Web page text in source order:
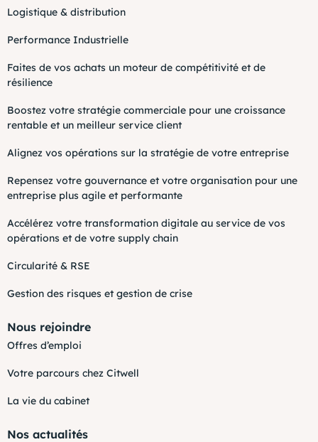
Logistique & distribution
Performance Industrielle
Faites de vos achats un moteur de compétitivité et de
résilience
Boostez votre stratégie commerciale pour une croissance
rentable et un meilleur service client
Alignez vos opérations sur la stratégie de votre entreprise
Repensez votre gouvernance et votre organisation pour une
entreprise plus agile et performante
Accélérez votre transformation digitale au service de vos
opérations et de votre supply chain
Circularité & RSE
Gestion des risques et gestion de crise
Nous rejoindre
Offres d’emploi
Votre parcours chez Citwell
La vie du cabinet
Nos actualités